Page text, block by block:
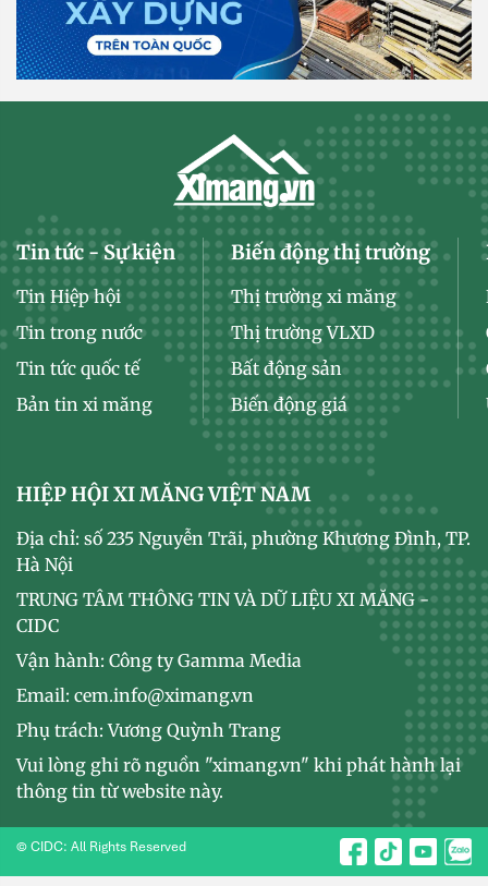
Tin tức - Sự kiện
Tin Hiệp hội
Tin trong nước
Tin tức quốc tế
Bản tin xi măng
Biến động thị trường
Thị trường xi măng
Thị trường VLXD
Bất động sản
Biến động giá
HIỆP HỘI XI MĂNG VIỆT NAM
Địa chỉ: số 235 Nguyễn Trãi, phường Khương Đình, TP.
Hà Nội
TRUNG TÂM THÔNG TIN VÀ DỮ LIỆU XI MĂNG -
CIDC
Vận hành: Công ty Gamma Media
Email: cem.info@ximang.vn
Phụ trách: Vương Quỳnh Trang
Vui lòng ghi rõ nguồn "ximang.vn" khi phát hành lại
thông tin từ website này.
© CIDC: All Rights Reserved